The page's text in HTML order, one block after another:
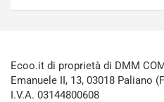
Ecoo.it di proprietà di DMM
Emanuele II, 13, 03018 Paliano
I.V.A. 03144800608